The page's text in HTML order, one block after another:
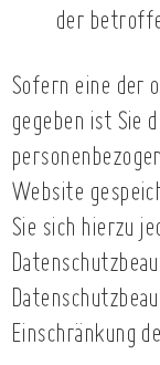
der
Sofern eine der
gegeben ist Sie
Website
Sie sich hierzu
Einschränkung